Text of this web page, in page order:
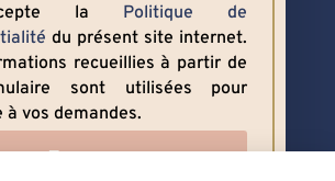
la Politique de
du présent site internet.
recueillies à partir de
sont utilisées pour
à vos demandes.
Envoyer